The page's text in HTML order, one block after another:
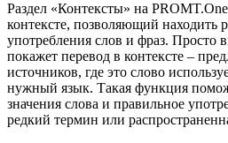
Раздел «Контексты» на
контексте, позволяющий находить
употребления слов и фраз. Просто
покажет перевод в контексте –
источников, где это слово
нужный язык. Такая функция
значения слова и правильное
редкий термин или